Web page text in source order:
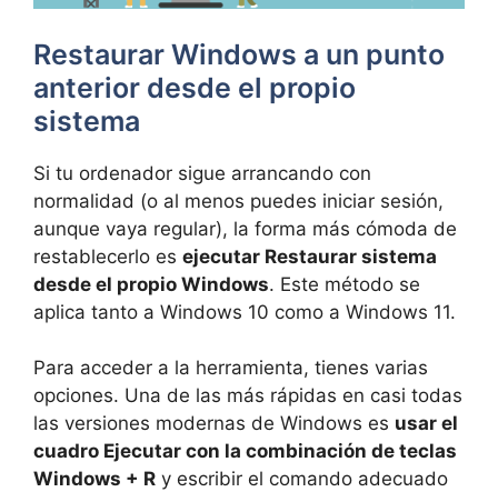
Restaurar Windows a un punto
anterior desde el propio
sistema
Si tu ordenador sigue arrancando con
normalidad (o al menos puedes iniciar sesión,
aunque vaya regular), la forma más cómoda de
restablecerlo es ejecutar Restaurar sistema
desde el propio Windows. Este método se
aplica tanto a Windows 10 como a Windows 11.
Para acceder a la herramienta, tienes varias
opciones. Una de las más rápidas en casi todas
las versiones modernas de Windows es usar el
cuadro Ejecutar con la combinación de teclas
Windows + R y escribir el comando adecuado